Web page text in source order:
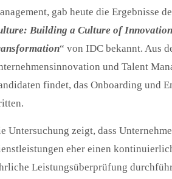
gab heute die Ergebnisse
Building a Culture of
“ von IDC bekannt. Aus
und Talent
findet, das Onboarding und
Untersuchung zeigt, dass
eher einen
Leistungsüberprüfung